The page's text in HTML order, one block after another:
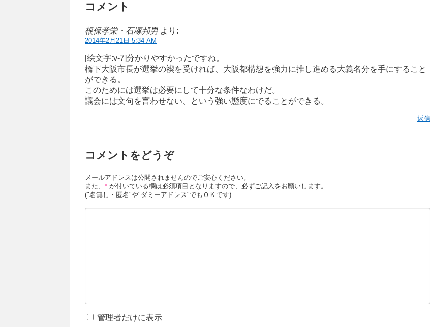
コメント
根保孝栄・石塚邦男 より:
2014年2月21日 5:34 AM
[絵文字:v-7]分かりやすかったですね。
橋下大阪市長が選挙の禊を受ければ、大阪都構想を強力に推し進める大義名分を手にすること
ができる。
このためには選挙は必要にして十分な条件なわけだ。
議会には文句を言わせない、という強い態度にでることができる。
返信
コメントをどうぞ
メールアドレスは公開されませんのでご安心ください。
また、 * が付いている欄は必須項目となりますので、必ずご記入をお願いします。
("名無し・匿名"や"ダミーアドレス"でもＯＫです)
管理者だけに表示